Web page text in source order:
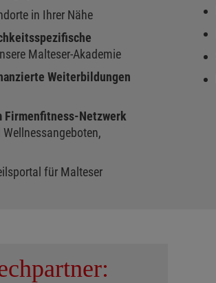
in Ihrer Nähe
Malteser-Akademie
Weiterbildungen
Netzwerk
für Malteser